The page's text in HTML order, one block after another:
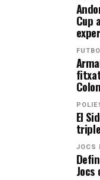
Cup
El
JOCS